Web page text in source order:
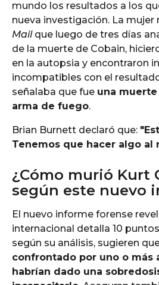
mundo los resultados a los
nueva investigación. La mujer
Mailque luego de tres días
de la muerte de Cobain,
en la autopsia y encontraron
incompatibles con el
señalaba que fue una
arma de fuego.
Brian Burnett declaró que:
Tenemos que hacer algo al
¿Cómo murió Kurt
según este nuevo
El nuevo informe forense
internacional detalla 10
según su análisis, sugieren
confrontado por uno o más
habrían dado una